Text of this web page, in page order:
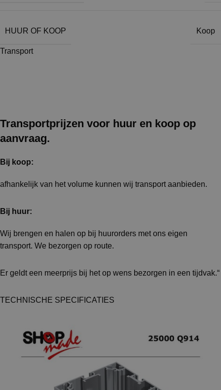
HUUR OF KOOP Koop
Transport
Transportprijzen voor huur en koop op
aanvraag.
Bij koop:
afhankelijk van het volume kunnen wij transport aanbieden.
Bij huur:
Wij brengen en halen op bij huurorders met ons eigen
transport. We bezorgen op route.
Er geldt een meerprijs bij het op wens bezorgen in een tijdvak.“
TECHNISCHE SPECIFICATIES